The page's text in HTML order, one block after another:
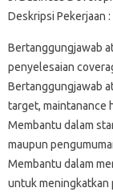
Deskripsi Pekerjaan :
Bertanggungjawab
penyelesaian
Bertanggungjawab
target, maintanance
Membantu dalam
maupun
Membantu dalam
untuk meningkatkan